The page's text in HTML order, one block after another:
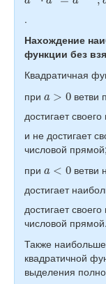
.
Нахождение
функции без
Квадратичная
при
ветви
достигает
и не достигает
числовой прямой;
при
ветви
достигает
достигает
числовой прямой.
Также
квадратичной
выделения